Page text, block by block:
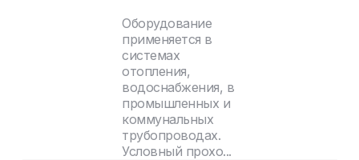
Оборудование
применяется в
системах
отопления,
водоснабжения, в
промышленных и
коммунальных
трубопроводах.
Условный прохо...